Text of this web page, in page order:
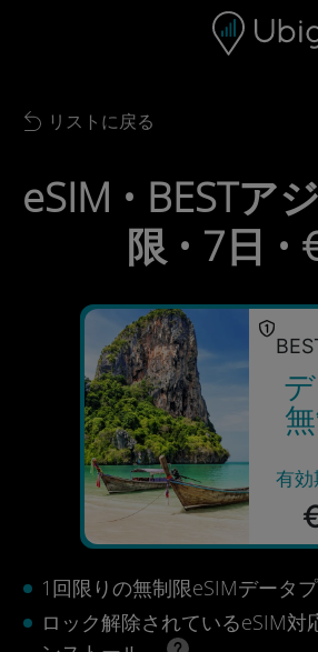
ナビゲーションバー
Back to list
リストに戻る
eSIM • BESTア
限 • 7日 •
有効
1回限りの無制限eSIMデータプ
ロック解除されているeSIM対